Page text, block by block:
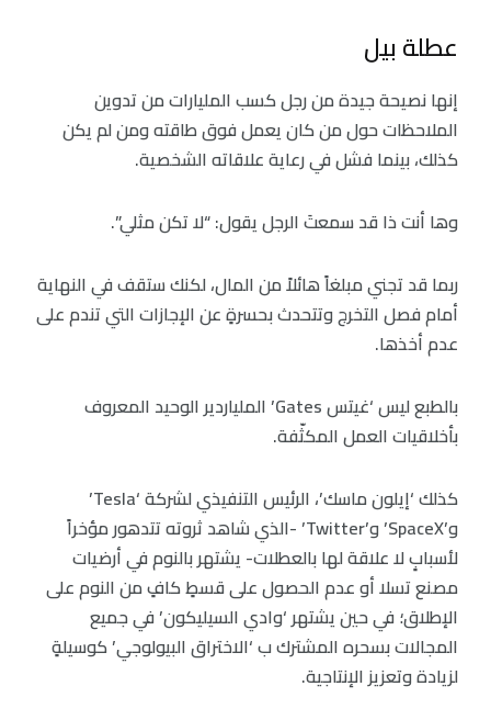
عطلة بيل
إنها نصيحة جيدة من رجل كسب المليارات من تدوين
الملاحظات حول من كان يعمل فوق طاقته ومن لم يكن
كذلك، بينما فشل في رعاية علاقاته الشخصية.
وها أنت ذا قد سمعتَ الرجل يقول: “لا تكن مثلي”.
ربما قد تجني مبلغاً هائلاً من المال، لكنك ستقف في النهاية
أمام فصل التخرج وتتحدث بحسرةٍ عن الإجازات التي تندم على
عدم أخذها.
بالطبع ليس ‘غيتس Gates’ الملياردير الوحيد المعروف
بأخلاقيات العمل المكثّفة.
كذلك ‘إيلون ماسك’، الرئيس التنفيذي لشركة ‘Tesla’
و’SpaceX’ و’Twitter’ -الذي شاهد ثروته تتدهور مؤخراً
لأسبابٍ لا علاقة لها بالعطلات- يشتهر بالنوم في أرضيات
مصنع تسلا أو عدم الحصول على قسطٍ كافٍ من النوم على
الإطلاق؛ في حين يشتهر ‘وادي السيليكون’ في جميع
المجالات بسحره المشترك ب ‘الاختراق البيولوجي’ كوسيلةٍ
لزيادة وتعزيز الإنتاجية.